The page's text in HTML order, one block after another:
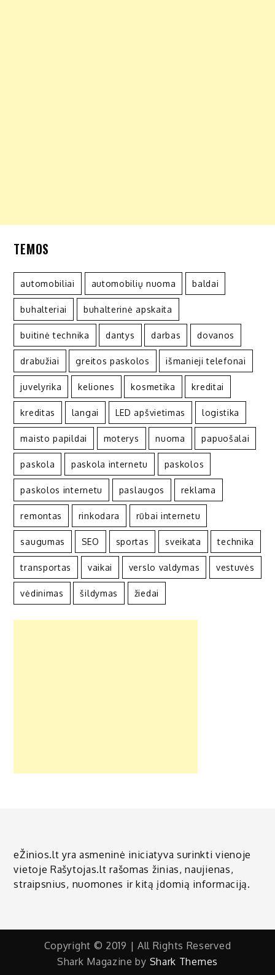
TEMOS
automobiliai automobilių nuoma baldai
buhalteriai buhalterinė apskaita
buitinė technika dantys darbas dovanos
drabužiai greitos paskolos išmanieji telefonai
juvelyrika keliones kosmetika kreditai
kreditas langai LED apšvietimas logistika
maisto papildai moterys nuoma papuošalai
paskola paskola internetu paskolos
paskolos internetu paslaugos reklama
remontas rinkodara rūbai internetu
saugumas SEO sportas sveikata technika
transportas vaikai verslo valdymas vestuvės
vėdinimas šildymas žiedai
eŽinios.lt yra asmeninė iniciatyva surinkti vienoje
vietoje Rašytojas.lt rašomas žinias, naujienas,
straipsnius, nuomones ir kitą įdomią informaciją.
Copyright © 2019 | All Rights Reserved
Shark Magazine by Shark Themes